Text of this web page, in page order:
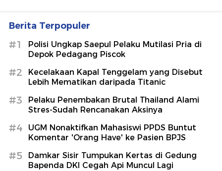
Berita Terpopuler
#1
Polisi Ungkap Saepul Pelaku Mutilasi Pria di
Depok Pedagang Piscok
#2
Kecelakaan Kapal Tenggelam yang Disebut
Lebih Mematikan daripada Titanic
#3
Pelaku Penembakan Brutal Thailand Alami
Stres-Sudah Rencanakan Aksinya
#4
UGM Nonaktifkan Mahasiswi PPDS Buntut
Komentar 'Orang Have' ke Pasien BPJS
#5
Damkar Sisir Tumpukan Kertas di Gedung
Bapenda DKI Cegah Api Muncul Lagi